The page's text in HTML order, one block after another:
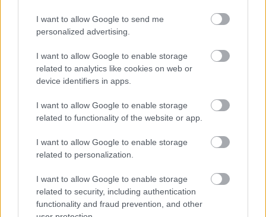
I want to allow Google to send me
personalized advertising.
I want to allow Google to enable storage
related to analytics like cookies on web or
device identifiers in apps.
I want to allow Google to enable storage
related to functionality of the website or app.
I want to allow Google to enable storage
related to personalization.
I want to allow Google to enable storage
related to security, including authentication
functionality and fraud prevention, and other
Bárány-kebab korianderes piláffal
Húsimádó•2018. augusztus 13.
Hozzávalók: 60-70 dkg darált bárányhús 2 fej
vöröshagyma 2 ek friss, apróra vágott koriander 1 ek
római kömény 1/2 citrom reszelt héja só A hagymát
géppel vagy kézzel nagyon apróra vágom, a
teraszról behozok egy nagy maréknyi friss